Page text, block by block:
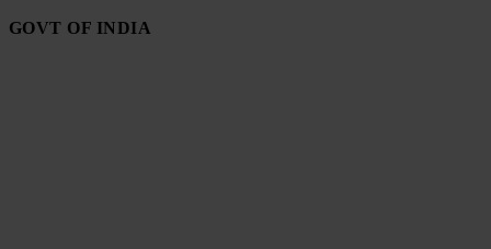
GOVT OF INDIA